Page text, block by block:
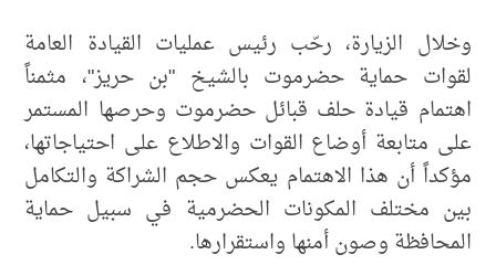
وخلال الزيارة، رحّب رئيس عمليات القيادة العامة
لقوات حماية حضرموت بالشيخ "بن حريز"، مثمناً
اهتمام قيادة حلف قبائل حضرموت وحرصها المستمر
على متابعة أوضاع القوات والاطلاع على احتياجاتها،
مؤكداً أن هذا الاهتمام يعكس حجم الشراكة والتكامل
بين مختلف المكونات الحضرمية في سبيل حماية
المحافظة وصون أمنها واستقرارها.